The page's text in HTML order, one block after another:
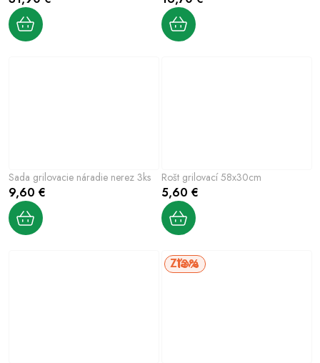
Sada grilovacie náradie nerez 3ks
9,60 €
Rošt grilovací 58x30cm
5,60 €
13%